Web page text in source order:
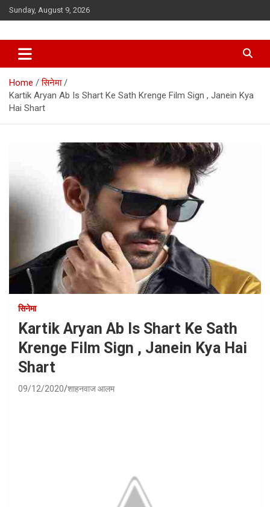
Skip
to
Sunday, August 9, 2026
Home
सिनेमा
Kartik Aryan Ab Is Shart Ke Sath Krenge Film Sign , Janein Kya
Hai Shart
सिनेमा
Kartik Aryan Ab Is Shart Ke Sath
Krenge Film Sign , Janein Kya Hai
Shart
09/12/2020 शाहनवाज आलम